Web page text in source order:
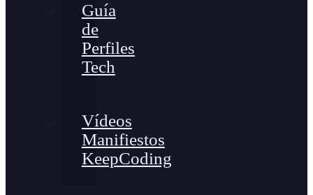
Guía
de
Perfiles
Tech
Vídeos
Manifiestos
KeepCoding